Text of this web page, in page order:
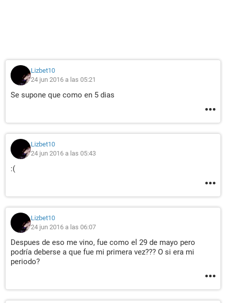
Lizbet10
24 jun 2016 a las 05:21
Se supone que como en 5 dias
Lizbet10
24 jun 2016 a las 05:43
:(
Lizbet10
24 jun 2016 a las 06:07
Despues de eso me vino, fue como el 29 de mayo pero
podría deberse a que fue mi primera vez??? O si era mi
periodo?